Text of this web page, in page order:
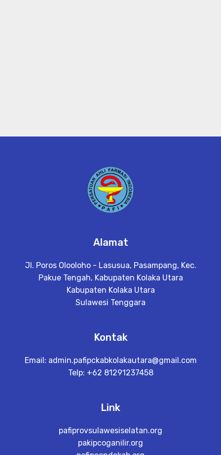
Alamat
Jl. Poros Olooloho - Lasusua, Pasampang, Kec.
Pakue Tengah, Kabupaten Kolaka Utara
Kabupaten Kolaka Utara
Sulawesi Tenggara
Kontak
Email: admin.pafipckabkolakautara@gmail.com
Telp: +62 81291237458
Link
pafiprovsulawesiselatan.org
pakipcoganilir.org